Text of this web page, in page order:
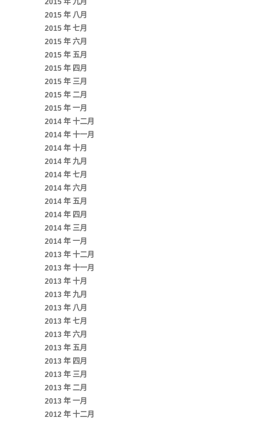
2015 年 九月
2015 年 八月
2015 年 七月
2015 年 六月
2015 年 五月
2015 年 四月
2015 年 三月
2015 年 二月
2015 年 一月
2014 年 十二月
2014 年 十一月
2014 年 十月
2014 年 九月
2014 年 七月
2014 年 六月
2014 年 五月
2014 年 四月
2014 年 三月
2014 年 一月
2013 年 十二月
2013 年 十一月
2013 年 十月
2013 年 九月
2013 年 八月
2013 年 七月
2013 年 六月
2013 年 五月
2013 年 四月
2013 年 三月
2013 年 二月
2013 年 一月
2012 年 十二月